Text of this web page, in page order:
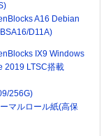
A16 Debian
D11A)
IX9 Windows
2019 LTSC搭載
256G)
マルロール紙(高保